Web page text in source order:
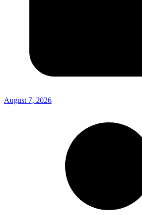
August 7, 2026